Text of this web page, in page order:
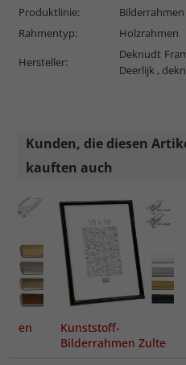
Produktlinie:
Bilderrahmen
Rahmentyp:
Holzrahmen
Hersteller:
Deknudt
Deerlijk ,
Kunden, die diesen
kauften auch
Kunststoff-
Bilderrahmen Zulte